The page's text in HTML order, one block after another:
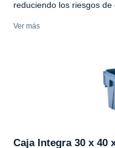
reduciendo los riesgos de
Ver más
Caja Integra 30 x 40